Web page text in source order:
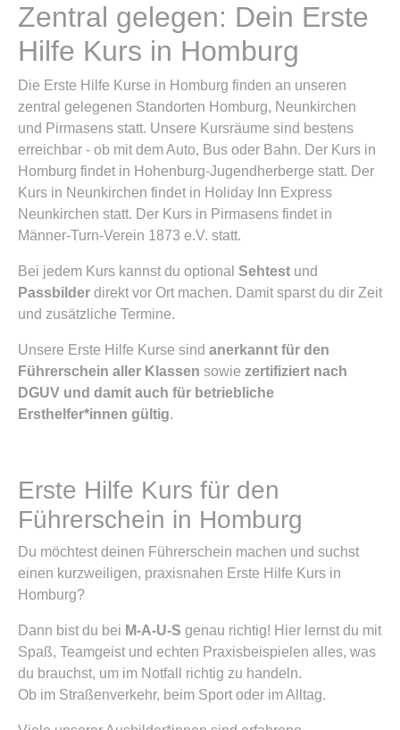
Zentral gelegen: Dein Erste
Hilfe Kurs in Homburg
Die Erste Hilfe Kurse in Homburg finden an unseren
zentral gelegenen Standorten Homburg, Neunkirchen
und Pirmasens statt. Unsere Kursräume sind bestens
erreichbar - ob mit dem Auto, Bus oder Bahn. Der Kurs in
Homburg findet in Hohenburg-Jugendherberge statt. Der
Kurs in Neunkirchen findet in Holiday Inn Express
Neunkirchen statt. Der Kurs in Pirmasens findet in
Männer-Turn-Verein 1873 e.V. statt.
Bei jedem Kurs kannst du optional Sehtest und
Passbilder direkt vor Ort machen. Damit sparst du dir Zeit
und zusätzliche Termine.
Unsere Erste Hilfe Kurse sind anerkannt für den
Führerschein aller Klassen sowie zertifiziert nach
DGUV und damit auch für betriebliche
Ersthelfer*innen gültig.
Erste Hilfe Kurs für den
Führerschein in Homburg
Du möchtest deinen Führerschein machen und suchst
einen kurzweiligen, praxisnahen Erste Hilfe Kurs in
Homburg?
Dann bist du bei M-A-U-S genau richtig! Hier lernst du mit
Spaß, Teamgeist und echten Praxisbeispielen alles, was
du brauchst, um im Notfall richtig zu handeln.
Ob im Straßenverkehr, beim Sport oder im Alltag.